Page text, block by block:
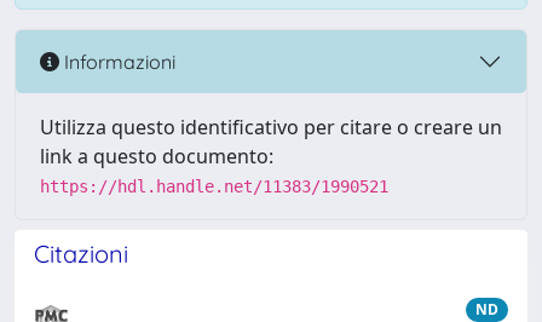
Informazioni
Utilizza questo identificativo per citare o creare un
link a questo documento:
https://hdl.handle.net/11383/1990521
Citazioni
ND